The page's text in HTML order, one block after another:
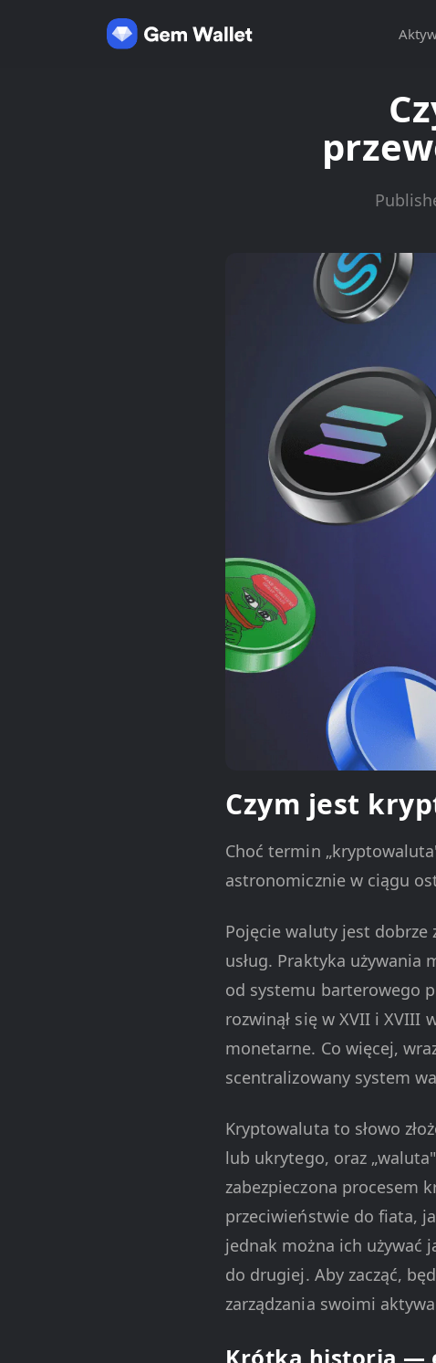
Czym jest
Choć termin
astronomicznie w ciągu
Pojęcie waluty jest
usług. Praktyka
od systemu barterowego
rozwinął się w XVII i XVIII
monetarne. Co więcej,
scentralizowany system
Kryptowaluta to słowo
lub ukrytego, oraz
zabezpieczona procesem
przeciwieństwie do fiata,
jednak można ich używać
do drugiej. Aby zacząć,
zarządzania swoimi
Krótka historia —